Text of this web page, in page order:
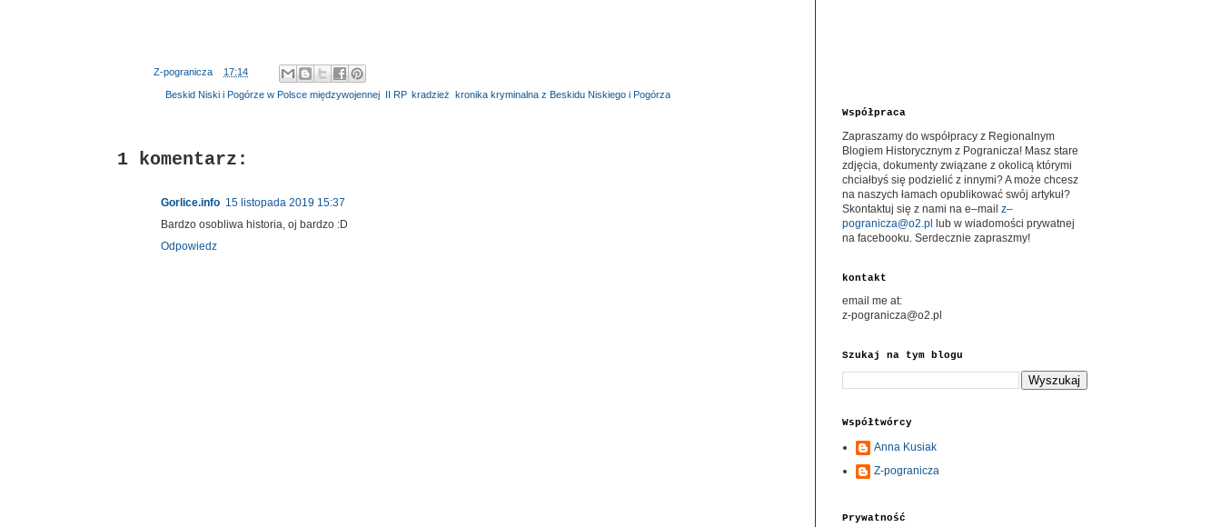
Z-pogranicza 17:14
Beskid Niski i Pogórze w Polsce międzywojennej II RP, kradzież kronika kryminalna z Beskidu Niskiego i Pogórza
1 komentarz:
Gorlice.info 15 listopada 2019 15:37
Bardzo osobliwa historia, oj bardzo :D
Odpowiedz
Współpraca
Zapraszamy do współpracy z Regionalnym
Blogiem Historycznym z Pogranicza! Masz stare
zdjęcia, dokumenty związane z okolicą którymi
chciałbyś się podzielić z innymi? A może chcesz
na naszych łamach opublikować swój artykuł?
Skontaktuj się z nami na e–mail z–
pogranicza@o2.pl
lub w wiadomości prywatnej
na facebooku. Serdecznie zapraszmy!
kontakt
email me at:
z-pogranicza@o2.pl
Szukaj na tym blogu
Współtwórcy
Anna Kusiak
Z-pogranicza
Prywatność